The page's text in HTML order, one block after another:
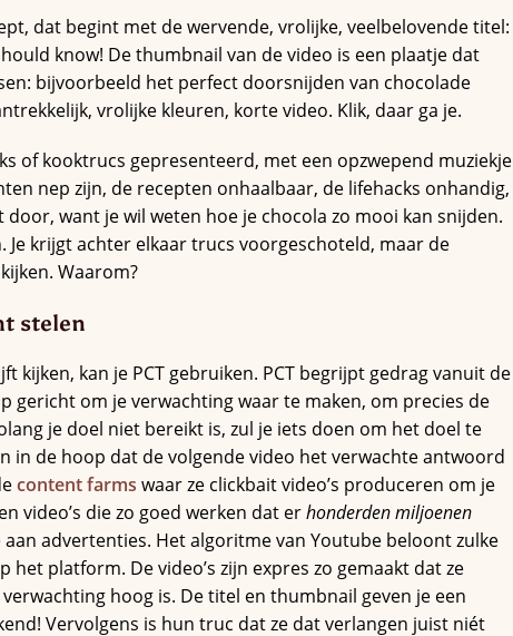
dat begint met de wervende, vrolijke, veelbelovende titel:
know! De thumbnail van de video is een plaatje dat
bijvoorbeeld het perfect doorsnijden van chocolade
vrolijke kleuren, korte video. Klik, daar ga je.
of kooktrucs gepresenteerd, met een opzwepend muziekje
nep zijn, de recepten onhaalbaar, de lifehacks onhandig,
want je wil weten hoe je chocola zo mooi kan snijden.
Je krijgt achter elkaar trucs voorgeschoteld, maar de
Waarom?
stelen
kijken, kan je PCT gebruiken. PCT begrijpt gedrag vanuit de
gericht om je verwachting waar te maken, om precies de
je doel niet bereikt is, zul je iets doen om het doel te
in de hoop dat de volgende video het verwachte antwoord
content farms waar ze clickbait video’s produceren om je
video’s die zo goed werken dat erhonderden miljoenen
advertenties. Het algoritme van Youtube beloont zulke
het platform. De video’s zijn expres zo gemaakt dat ze
hoog is. De titel en thumbnail geven je een
Vervolgens is hun truc dat ze dat verlangen juist niét